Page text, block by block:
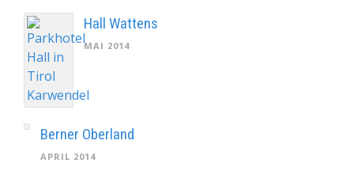
Hall Wattens
MAI 2014
Berner Oberland
APRIL 2014